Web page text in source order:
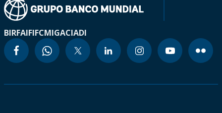
BIRFAIFIFCMIGACIADI